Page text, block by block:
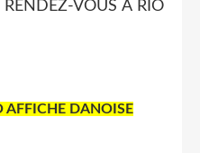
AFFICHE DANOISE